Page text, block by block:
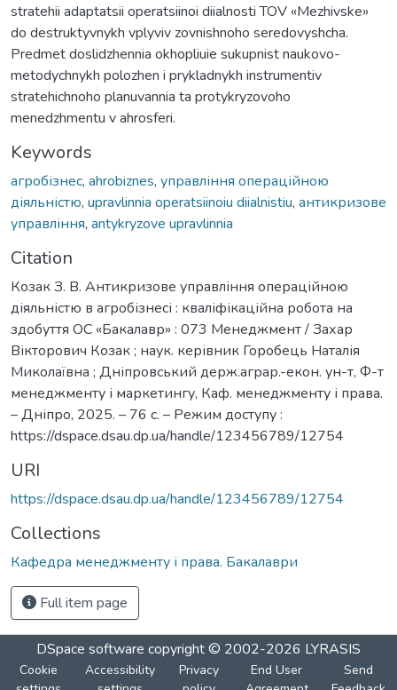
stratehii adaptatsii operatsiinoi diialnosti TOV «Mezhivske»
do destruktyvnykh vplyviv zovnishnoho seredovyshcha.
Predmet doslidzhennia okhopliuie sukupnist naukovo-
metodychnykh polozhen i prykladnykh instrumentiv
stratehichnoho planuvannia ta protykryzovoho
menedzhmentu v ahrosferi.
Keywords
агробізнес, ahrobiznes, управління операційною
діяльністю, upravlinnia operatsiinoiu diialnistiu, антикризове
управління, antykryzove upravlinnia
Citation
Козак З. В. Антикризове управління операційною
діяльністю в агробізнесі : кваліфікаційна робота на
здобуття ОС «Бакалавр» : 073 Менеджмент / Захар
Вікторович Козак ; наук. керівник Горобець Наталія
Миколаївна ; Дніпровський держ.аграр.-екон. ун-т, Ф-т
менеджменту і маркетингу, Каф. менеджменту і права.
– Дніпро, 2025. – 76 с. – Режим доступу :
https://dspace.dsau.dp.ua/handle/123456789/12754
URI
https://dspace.dsau.dp.ua/handle/123456789/12754
Collections
Кафедра менеджменту і права. Бакалаври
Full item page
DSpace software copyright © 2002-2026 LYRASIS
Cookie
Accessibility
Privacy
End User
Send